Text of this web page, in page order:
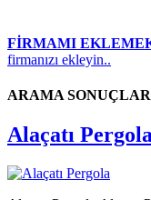
FİRMAMI
firmanızı ekleyin..
ARAMA
Alaçatı